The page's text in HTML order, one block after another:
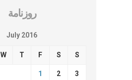
روزنامة
July 2016
W T F S S
1 2 3